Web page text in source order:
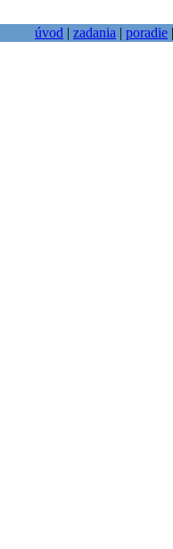
úvod | zadania | poradie